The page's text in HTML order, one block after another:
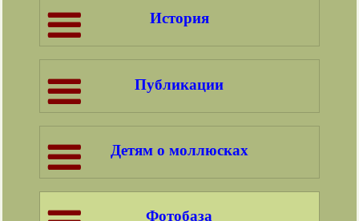
История
Публикации
Детям о моллюсках
Фотобаза